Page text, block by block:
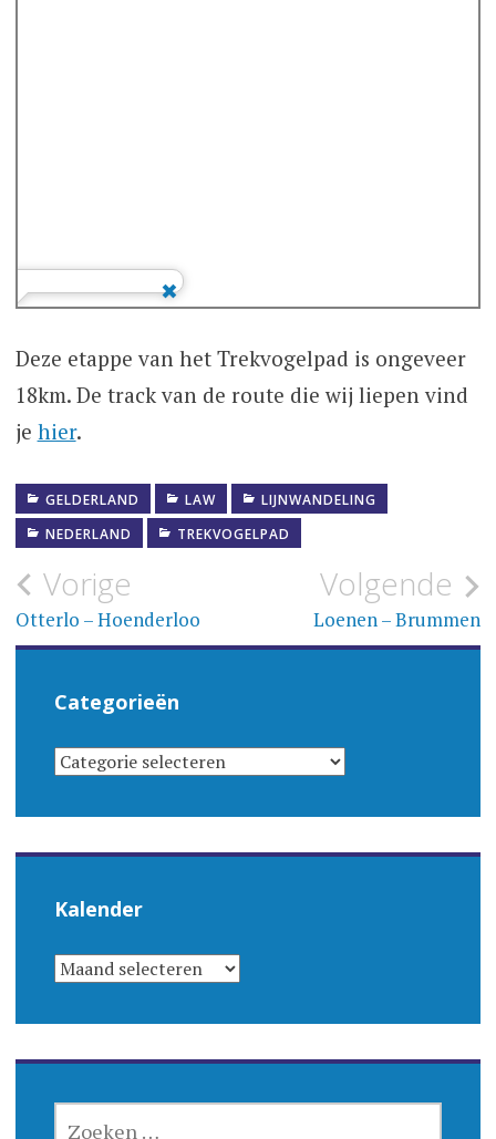
Deze etappe van het Trekvogelpad is ongeveer
18km. De track van de route die wij liepen vind
je hier.
GELDERLAND LAW
LIJNWANDELING
NEDERLAND
TREKVOGELPAD
Bericht
navigatie
Vorige
Otterlo – Hoenderloo
Volgende
Loenen – Brummen
Categorieën
CATEGORIEËN
Kalender
KALENDER